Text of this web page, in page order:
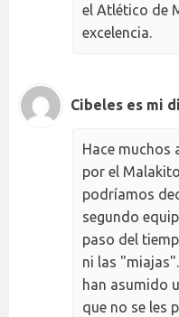
el Atlético de
excelencia.
Cibeles es mi
Hace muchos
por el
podríamos
segundo
paso del
ni las
han asumido
que no se les